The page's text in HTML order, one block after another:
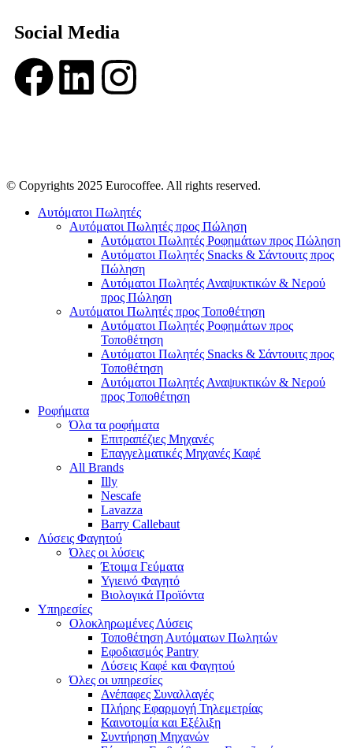
Social Media
© Copyrights 2025 Eurocoffee. All rights reserved.
Αυτόματοι Πωλητές
Αυτόματοι Πωλητές προς Πώληση
Αυτόματοι Πωλητές Ροφημάτων προς Πώληση
Αυτόματοι Πωλητές Snacks & Σάντουιτς προς
Πώληση
Αυτόματοι Πωλητές Αναψυκτικών & Νερού
προς Πώληση
Αυτόματοι Πωλητές προς Τοποθέτηση
Αυτόματοι Πωλητές Ροφημάτων προς
Τοποθέτηση
Αυτόματοι Πωλητές Snacks & Σάντουιτς προς
Τοποθέτηση
Αυτόματοι Πωλητές Αναψυκτικών & Νερού
προς Τοποθέτηση
Ροφήματα
Όλα τα ροφήματα
Επιτραπέζιες Μηχανές
Επαγγελματικές Μηχανές Καφέ
All Brands
Illy
Nescafe
Lavazza
Barry Callebaut
Λύσεις Φαγητού
Όλες οι λύσεις
Έτοιμα Γεύματα
Υγιεινό Φαγητό
Βιολογικά Προϊόντα
Υπηρεσίες
Ολοκληρωμένες Λύσεις
Τοποθέτηση Αυτόματων Πωλητών
Εφοδιασμός Pantry
Λύσεις Καφέ και Φαγητού
Όλες οι υπηρεσίες
Ανέπαφες Συναλλαγές
Πλήρης Εφαρμογή Τηλεμετρίας
Καινοτομία και Εξέλιξη
Συντήρηση Μηχανών